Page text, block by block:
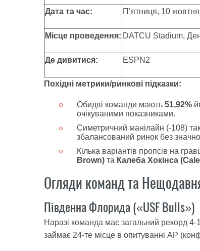
Дата та час: П’ятниця, 10
Місце проведення: DATCU Stadium,
Де дивитися: ESPN2
Похідні метрики/ринкові підказки:
Обидві команди мають 51,92%
очікуваними показниками.
Симетричний манілайн (-108)
збалансований ринок без
Кілька варіантів пропсів на
Brown) та Калеба Хокінса
Огляди команд та
Південна Флорида («USF Bulls»)
Наразі команда має загальний рекорд
займає 24-те місце в опитуванні AP